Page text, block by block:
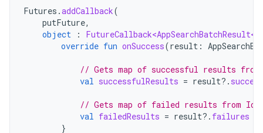
Futures .addCallback(
putFuture,
object
:
override fun onSuccess(result :
// Gets map of successful results
val successfulResults = result?.
// Gets map of failed results from Id to
val failedResults = result?. failures
}